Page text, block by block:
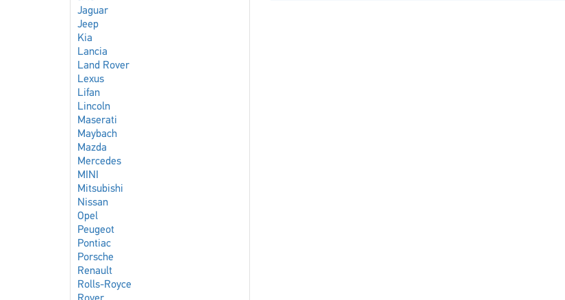
Jaguar
Jeep
Kia
Lancia
Land Rover
Lexus
Lifan
Lincoln
Maserati
Maybach
Mazda
Mercedes
MINI
Mitsubishi
Nissan
Opel
Peugeot
Pontiac
Porsche
Renault
Rolls-Royce